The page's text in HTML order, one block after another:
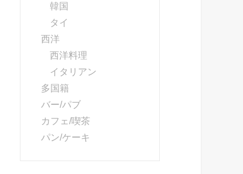
韓国
タイ
西洋
西洋料理
イタリアン
多国籍
バー/パブ
カフェ/喫茶
パン/ケーキ